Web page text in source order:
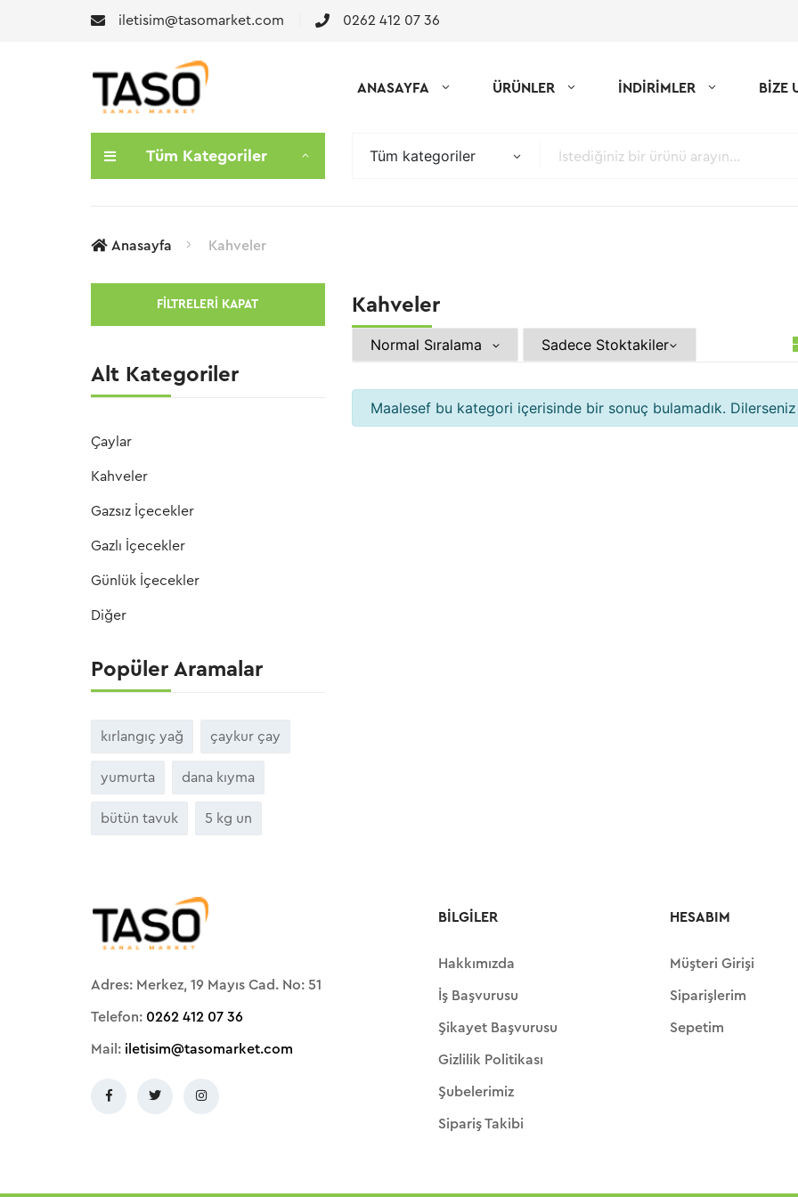
iletisim@tasomarket.com 0262 412 07 36
ANASAYFA ÜRÜNLER İNDİRİMLER BİZE
Tüm Kategoriler Tüm kategoriler
Anasayfa Kahveler
FILTRELERI KAPAT
Alt Kategoriler
Çaylar
Kahveler
Gazsız İçecekler
Gazlı İçecekler
Günlük İçecekler
Diğer
Popüler Aramalar
kırlangıç yağ çaykur çay
yumurta dana kıyma
bütün tavuk 5 kg un
Kahveler
Maalesef bu kategori içerisinde bir sonuç bulamadık.
Adres: Merkez, 19 Mayıs Cad. No: 51
Telefon: 0262 412 07 36
Mail: iletisim@tasomarket.com
BILGILER
Hakkımızda
İş Başvurusu
Şikayet Başvurusu
Gizlilik Politikası
Şubelerimiz
Sipariş Takibi
HESABIM
Müşteri Girişi
Siparişlerim
Sepetim